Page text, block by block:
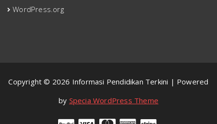
WordPress.org
Copyright © 2026 Informasi Pendidikan Terkini | Powered
by Specia WordPress Theme